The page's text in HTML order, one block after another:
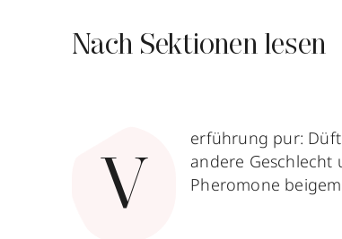
Nach Sektionen lesen
V
erführung pur:
andere Geschlecht
Pheromone